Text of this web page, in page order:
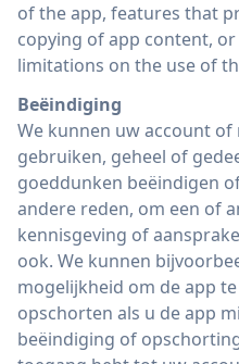
of the app, features that
copying of app content,
limitations on the use of
Beëindiging
We kunnen uw account
gebruiken, geheel of
goeddunken beëindigen
andere reden, om een ​​of
kennisgeving of
ook. We kunnen
mogelijkheid om de app
opschorten als u de app
beëindiging of